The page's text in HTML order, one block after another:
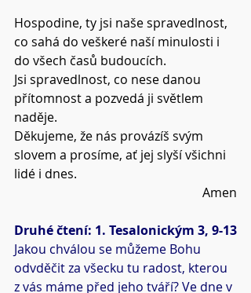
Hospodine, ty jsi naše spravedlnost,
co sahá do veškeré naší minulosti i
do všech časů budoucích.
Jsi spravedlnost, co nese danou
přítomnost a pozvedá ji světlem
naděje.
Děkujeme, že nás provázíš svým
slovem a prosíme, ať jej slyší všichni
lidé i dnes.
Amen
Druhé čtení: 1. Tesalonickým 3, 9-13
Jakou chválou se můžeme Bohu
odvděčit za všecku tu radost, kterou
z vás máme před jeho tváří? Ve dne v